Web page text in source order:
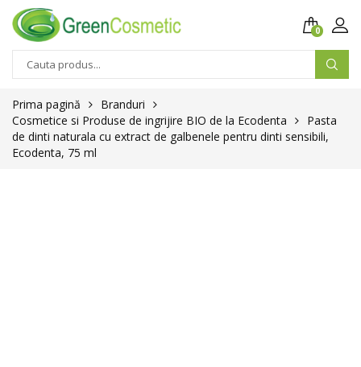
0
Prima pagină
Branduri
Cosmetice si Produse de ingrijire BIO de la Ecodenta
Pasta
de dinti naturala cu extract de galbenele pentru dinti sensibili,
Ecodenta, 75 ml